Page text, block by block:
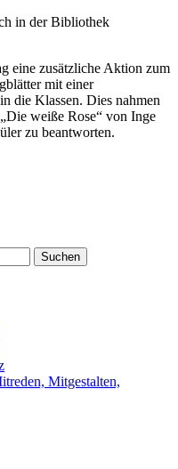
in der Bibliothek
eine zusätzliche Aktion zum
mit einer
die Klassen. Dies nahmen
weiße Rose“ von Inge
zu beantworten.
Mitgestalten,